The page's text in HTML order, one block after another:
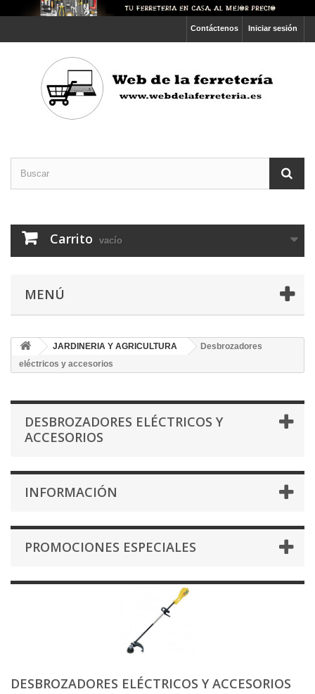
Iniciar sesión
Contáctenos
Carrito vacío
MENÚ
JARDINERIA Y AGRICULTURA
Desbrozadores
eléctricos y accesorios
DESBROZADORES ELÉCTRICOS Y
ACCESORIOS
INFORMACIÓN
PROMOCIONES ESPECIALES
DESBROZADORES ELÉCTRICOS Y ACCESORIOS